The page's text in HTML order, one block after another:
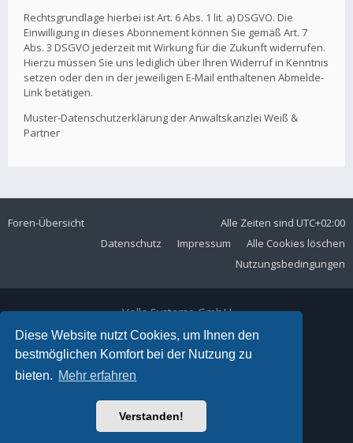
Diese Website nutzt Cookies, um Ihnen den
bestmöglichen Komfort bei der Nutzung zu
bieten. Mehr erfahren
Verstanden!
Rechtsgrundlage hierbei ist Art. 6 Abs. 1 lit. a) DSGVO. Die
Einwilligung in dieses Abonnement können Sie gemäß Art. 7
Abs. 3 DSGVO jederzeit mit Wirkung für die Zukunft widerrufen.
Hierzu müssen Sie uns lediglich über Ihren Widerruf in Kenntnis
setzen oder den in der jeweiligen E-Mail enthaltenen Abmelde-
Link betätigen.
Muster-Datenschutzerklärung der Anwaltskanzlei Weiß &
Partner
Foren-Übersicht Alle Zeiten sind UTC+02:00
Alle Cookies löschen
Impressum
Datenschutz
Nutzungsbedingungen
Volla Systeme GmbH
Kölner Straße 102
42897 Remscheid
Telefon:+49 2191 59897 61
E-Mail:
Ariki Theme by